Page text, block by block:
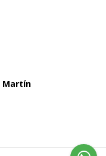
Martín